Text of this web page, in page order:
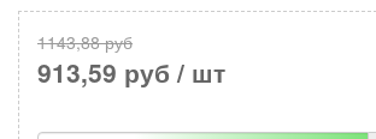
1143,88 руб
913,59 руб / шт